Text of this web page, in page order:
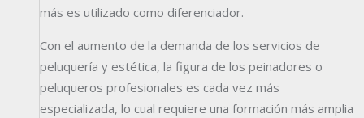
más es utilizado como diferenciador.
Con el aumento de la demanda de los servicios de
peluquería y estética, la figura de los peinadores o
peluqueros profesionales es cada vez más
especializada, lo cual requiere una formación más amplia